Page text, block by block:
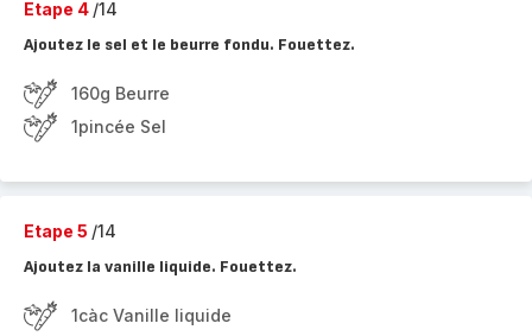
Etape 4 /14
Ajoutez le sel et le beurre fondu. Fouettez.
160g Beurre
1pincée Sel
Etape 5 /14
Ajoutez la vanille liquide. Fouettez.
1càc Vanille liquide